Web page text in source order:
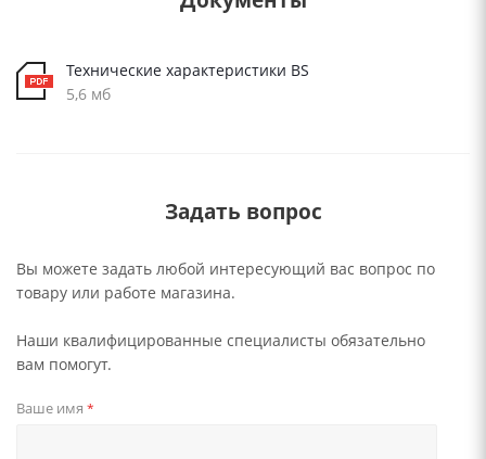
Технические характеристики BS
5,6 мб
Задать вопрос
Вы можете задать любой интересующий вас вопрос по
товару или работе магазина.
Наши квалифицированные специалисты обязательно
вам помогут.
Ваше имя *